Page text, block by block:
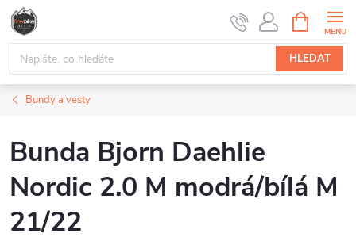
Přejít
obsah
HLEDAT
NÁKUPNÍ
KOŠÍK
Bundy a vesty
Bunda Bjorn Daehlie
Nordic 2.0 M modrá/bílá M
21/22